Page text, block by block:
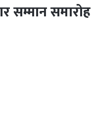
सम्मान समारोह